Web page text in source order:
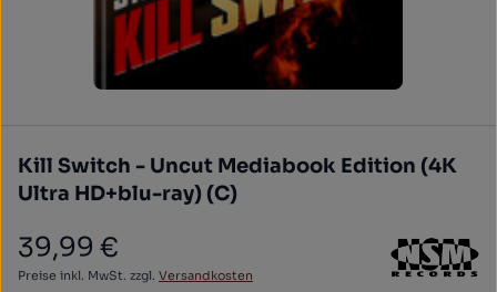
Kill Switch - Uncut Mediabook Edition (4K
Ultra HD+blu-ray) (C)
Regulärer Preis:
39,99 €
Preise inkl. MwSt. zzgl. Versandkosten